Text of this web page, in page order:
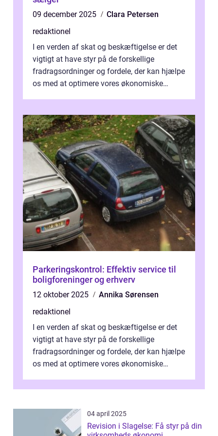
09 december 2025
Clara Petersen
redaktionel
I en verden af skat og beskæftigelse er det
vigtigt at have styr på de forskellige
fradragsordninger og fordele, der kan hjælpe
os med at optimere vores økonomiske
Parkeringskontrol: Effektiv service til
boligforeninger og erhverv
12 oktober 2025
Annika Sørensen
redaktionel
I en verden af skat og beskæftigelse er det
vigtigt at have styr på de forskellige
fradragsordninger og fordele, der kan hjælpe
os med at optimere vores økonomiske
04 april 2025
Revision i Slagelse: Få styr på din